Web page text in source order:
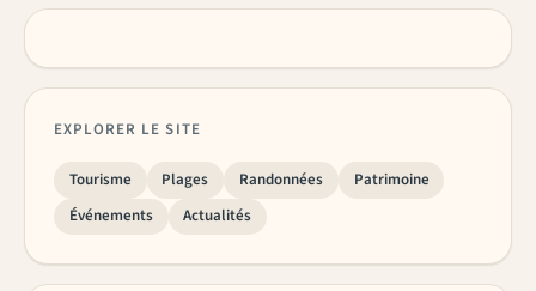
EXPLORER LE SITE
Tourisme Plages Randonnées
Patrimoine
Événements
Actualités